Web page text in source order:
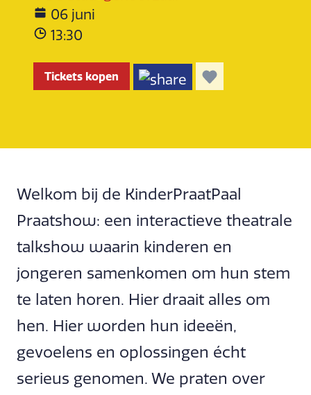
06 juni
13:30
Tickets kopen
Welkom bij de KinderPraatPaal
Praatshow: een interactieve theatrale
talkshow waarin kinderen en
jongeren samenkomen om hun stem
te laten horen. Hier draait alles om
hen. Hier worden hun ideeën,
gevoelens en oplossingen écht
serieus genomen. We praten over